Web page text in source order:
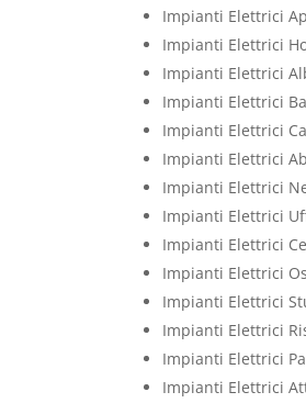
Impianti Elettrici
Impianti Elettrici
Impianti Elettrici
Impianti Elettrici
Impianti Elettrici
Impianti Elettrici
Impianti Elettrici
Impianti Elettrici
Impianti Elettrici
Impianti Elettrici
Impianti Elettrici
Impianti Elettrici
Impianti Elettrici
Impianti Elettrici